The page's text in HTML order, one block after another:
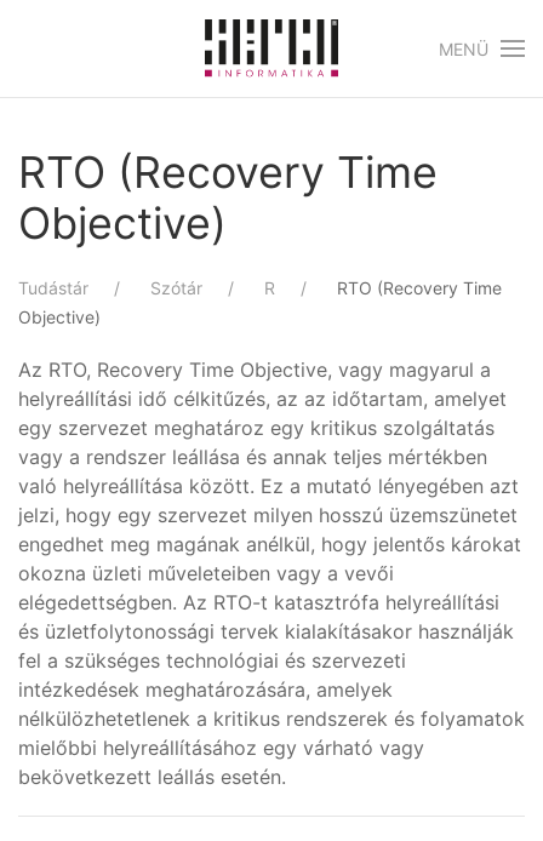
Skip to main content
MENÜ
RTO (Recovery Time
Objective)
Tudástár Szótár R
RTO (Recovery Time
Objective)
Az RTO, Recovery Time Objective, vagy magyarul a
helyreállítási idő célkitűzés, az az időtartam, amelyet
egy szervezet meghatároz egy kritikus szolgáltatás
vagy a rendszer leállása és annak teljes mértékben
való helyreállítása között. Ez a mutató lényegében azt
jelzi, hogy egy szervezet milyen hosszú üzemszünetet
engedhet meg magának anélkül, hogy jelentős károkat
okozna üzleti műveleteiben vagy a vevői
elégedettségben. Az RTO-t katasztrófa helyreállítási
és üzletfolytonossági tervek kialakításakor használják
fel a szükséges technológiai és szervezeti
intézkedések meghatározására, amelyek
nélkülözhetetlenek a kritikus rendszerek és folyamatok
mielőbbi helyreállításához egy várható vagy
bekövetkezett leállás esetén.